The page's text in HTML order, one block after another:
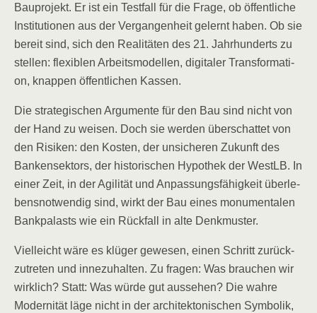
Bau­pro­jekt. Er ist ein Test­fall für die Fra­ge, ob öffent­li­che
Insti­tu­tio­nen aus der Ver­gan­gen­heit gelernt haben. Ob sie
bereit sind, sich den Rea­li­tä­ten des 21. Jahr­hun­derts zu
stel­len: fle­xi­blen Arbeits­mo­del­len, digi­ta­ler Trans­for­ma­ti­
on, knap­pen öffent­li­chen Kassen.
Die stra­te­gi­schen Argu­men­te für den Bau sind nicht von
der Hand zu wei­sen. Doch sie wer­den über­schat­tet von
den Risi­ken: den Kos­ten, der unsi­che­ren Zukunft des
Ban­ken­sek­tors, der his­to­ri­schen Hypo­thek der WestLB. In
einer Zeit, in der Agi­li­tät und Anpas­sungs­fä­hig­keit über­le­
bens­not­wen­dig sind, wirkt der Bau eines monu­men­ta­len
Bank­pa­lasts wie ein Rück­fall in alte Denkmuster.
Viel­leicht wäre es klü­ger gewe­sen, einen Schritt zurück­
zu­tre­ten und inne­zu­hal­ten. Zu fra­gen: Was brau­chen wir
wirk­lich? Statt: Was wür­de gut aus­se­hen? Die wah­re
Moder­ni­tät läge nicht in der archi­tek­to­ni­schen Sym­bo­lik,